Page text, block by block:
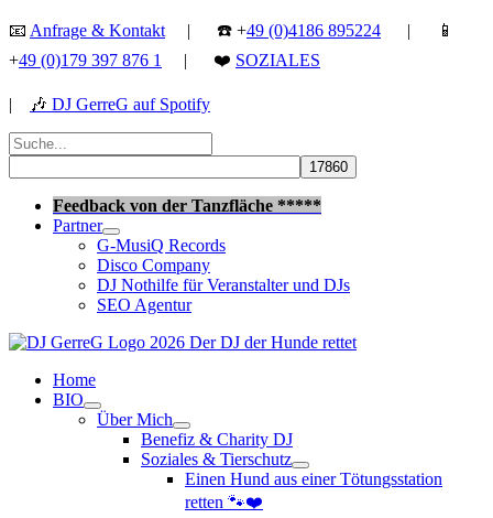
Zum
springen
📧 Anfrage & Kontakt | ☎️ +49 (0)4186 895224 | 📱
+49 (0)179 397 876 1 | ❤️ SOZIALES
| 🎶 DJ GerreG auf Spotify
Suchen
nach:
Feedback von der Tanzfläche *****
Partner
G-MusiQ Records
Disco Company
DJ Nothilfe für Veranstalter und DJs
SEO Agentur
Home
BIO
Über Mich
Benefiz & Charity DJ
Soziales & Tierschutz
Einen Hund aus einer Tötungsstation
retten 🐾❤️